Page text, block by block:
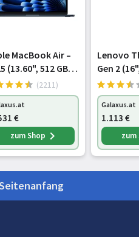
Ja
Nein
Nicht verfügbar
Apple
Apple
Apple GPU
MacBook Air –
(13.60", 512 GB,
DE, M4),
Grau
(2211)
€
zum Shop
Lenovo
Gen 2
GB, DE,
Schwarz
Galaxus.at
1.113 €